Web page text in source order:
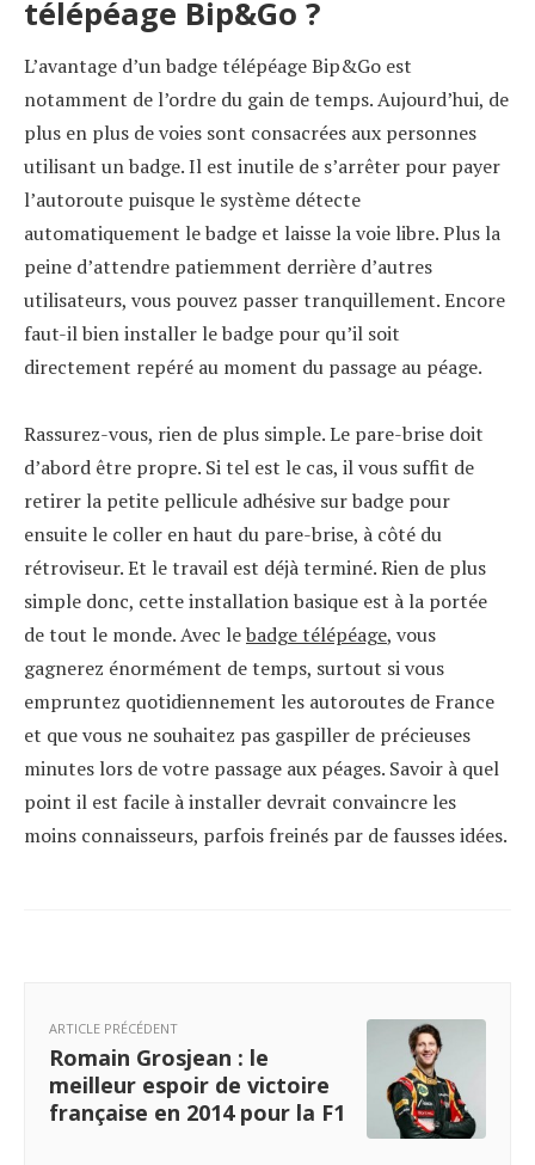
télépéage Bip&Go ?
L’avantage d’un badge télépéage Bip&Go est
notamment de l’ordre du gain de temps. Aujourd’hui, de
plus en plus de voies sont consacrées aux personnes
utilisant un badge. Il est inutile de s’arrêter pour payer
l’autoroute puisque le système détecte
automatiquement le badge et laisse la voie libre. Plus la
peine d’attendre patiemment derrière d’autres
utilisateurs, vous pouvez passer tranquillement. Encore
faut-il bien installer le badge pour qu’il soit
directement repéré au moment du passage au péage.
Rassurez-vous, rien de plus simple. Le pare-brise doit
d’abord être propre. Si tel est le cas, il vous suffit de
retirer la petite pellicule adhésive sur badge pour
ensuite le coller en haut du pare-brise, à côté du
rétroviseur. Et le travail est déjà terminé. Rien de plus
simple donc, cette installation basique est à la portée
de tout le monde. Avec lebadge télépéage, vous
gagnerez énormément de temps, surtout si vous
empruntez quotidiennement les autoroutes de France
et que vous ne souhaitez pas gaspiller de précieuses
minutes lors de votre passage aux péages. Savoir à quel
point il est facile à installer devrait convaincre les
moins connaisseurs, parfois freinés par de fausses idées.
ARTICLE PRÉCÉDENT
Romain Grosjean : le
meilleur espoir de victoire
française en 2014 pour la F1